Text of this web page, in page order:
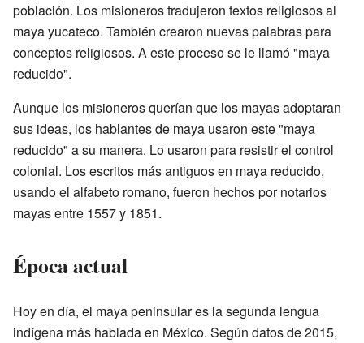
población. Los misioneros tradujeron textos religiosos al
maya yucateco. También crearon nuevas palabras para
conceptos religiosos. A este proceso se le llamó "maya
reducido".
Aunque los misioneros querían que los mayas adoptaran
sus ideas, los hablantes de maya usaron este "maya
reducido" a su manera. Lo usaron para resistir el control
colonial. Los escritos más antiguos en maya reducido,
usando el alfabeto romano, fueron hechos por notarios
mayas entre 1557 y 1851.
Época actual
Hoy en día, el maya peninsular es la segunda lengua
indígena más hablada en México. Según datos de 2015,